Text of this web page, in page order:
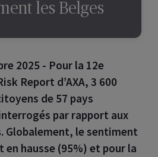
les Belges
2025 - Pour la 12e
Report d’AXA, 3 600
de 57 pays
par rapport aux
Globalement, le sentiment
hausse (95%) et pour la